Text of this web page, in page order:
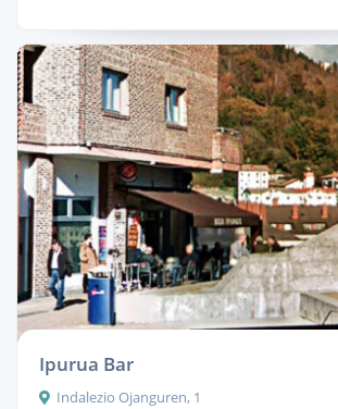
Ipurua Bar
Indalezio Ojanguren, 1